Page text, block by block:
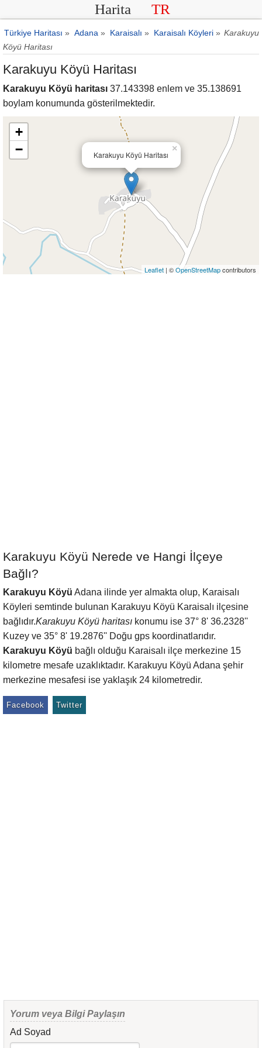
Harita TR
Türkiye Haritası » Adana » Karaisalı » Karaisalı Köyleri » Karakuyu
Köyü Haritası
Karakuyu Köyü Haritası
Karakuyu Köyü haritası 37.143398 enlem ve 35.138691
boylam konumunda gösterilmektedir.
Karakuyu Köyü Haritası
×
+
−
Leaflet | ©OpenStreetMapcontributors
Karakuyu Köyü Nerede ve Hangi İlçeye
Bağlı?
Karakuyu Köyü Adana ilinde yer almakta olup, Karaisalı
Köyleri semtinde bulunan Karakuyu Köyü Karaisalı ilçesine
bağlıdır.Karakuyu Köyü haritası konumu ise 37° 8' 36.2328''
Kuzey ve 35° 8' 19.2876'' Doğu gps koordinatlarıdır.
Karakuyu Köyü bağlı olduğu Karaisalı ilçe merkezine 15
kilometre mesafe uzaklıktadır. Karakuyu Köyü Adana şehir
merkezine mesafesi ise yaklaşık 24 kilometredir.
Facebook Twitter
Yorum veya Bilgi Paylaşın
Ad Soyad